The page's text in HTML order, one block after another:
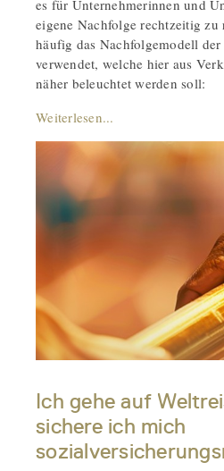
es für Unternehmerinnen und
eigene Nachfolge rechtzeitig
häufig das Nachfolgemodell
verwendet, welche hier aus
näher beleuchtet werden soll:
Weiterlesen...
Ich gehe auf
sichere ich mich